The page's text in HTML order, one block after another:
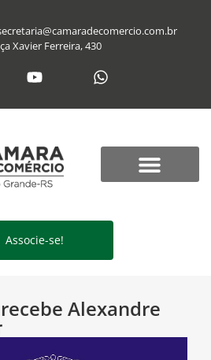
Xavier Ferreira, 430
Associe-se!
Alexandre